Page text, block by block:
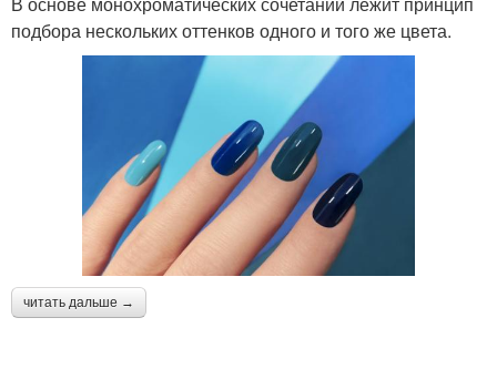
подбора нескольких оттенков одного и того же цвета.
читать дальше →